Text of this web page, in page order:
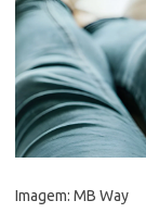
Imagem: MB Way